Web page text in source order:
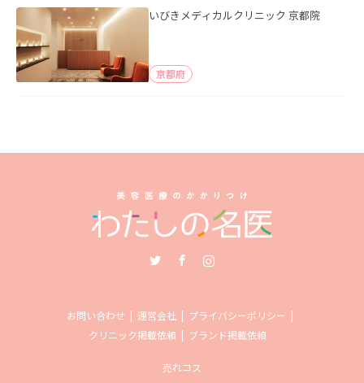
いびきメディカルクリニック 京都院
京都府
お問い合わせ 運営会社
プライバシーポリシー
クリニック掲載依頼
ブランド掲載依頼
売れコス